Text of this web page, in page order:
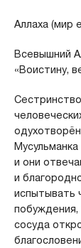
Аллаха (мир
Всевышний
«Воистину,
и они
и
испытывать
побуждения,
сосуда